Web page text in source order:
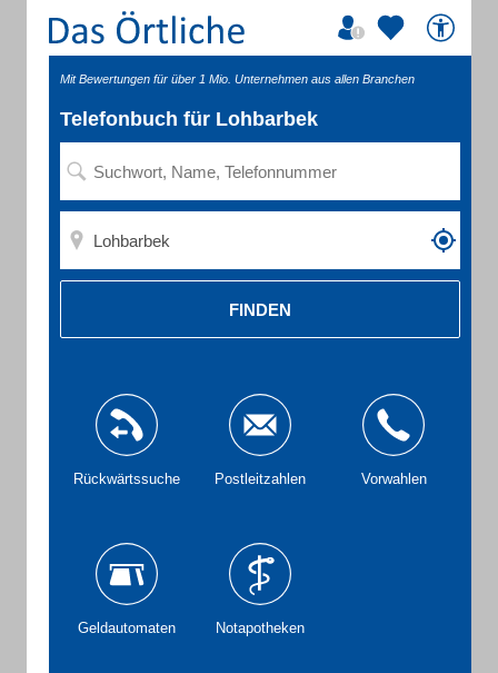
Mit Bewertungen für über 1 Mio. Unternehmen aus allen Branchen
Telefonbuch für Lohbarbek
FINDEN
Rückwärtssuche Postleitzahlen Vorwahlen
Geldautomaten Notapotheken